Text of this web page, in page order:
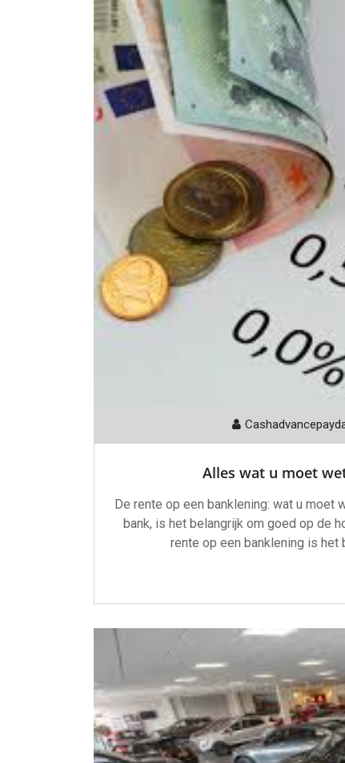
Alles wat u moet
De rente op een banklening: wat u
bank, is het belangrijk om goed op de
rente op een banklening is het